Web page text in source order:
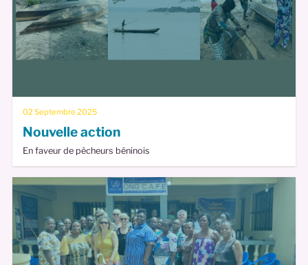
Nouvelle action
En faveur de pêcheurs béninois
02 Septembre 2025